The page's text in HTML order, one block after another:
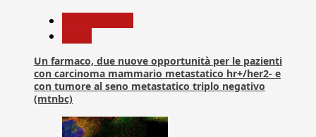
Un farmaco, due nuove opportunità per le pazienti
con carcinoma mammario metastatico hr+/her2- e
con tumore al seno metastatico triplo negativo
(mtnbc)